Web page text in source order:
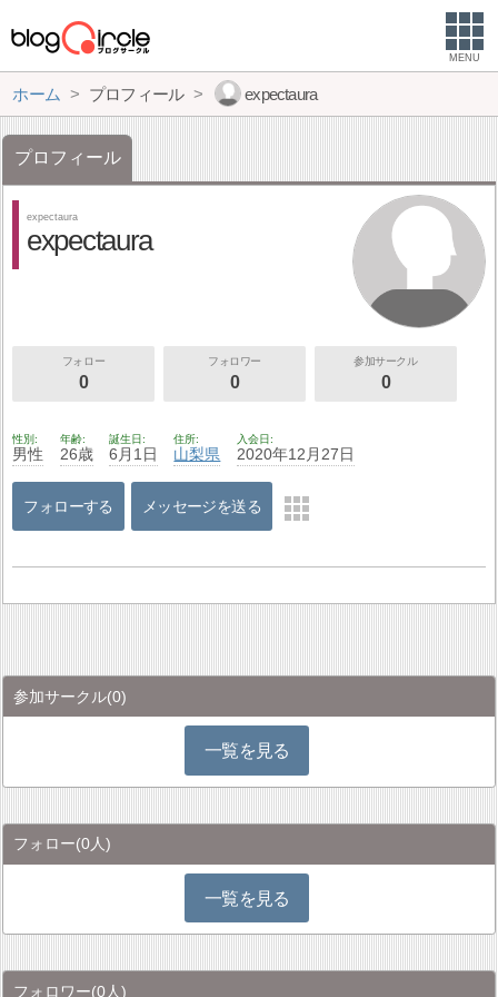
MENU
ホーム プロフィール expectaura
プロフィール
expectaura
expectaura
フォロー
0
フォロワー
0
参加サークル
0
性別
男性
年齢
26歳
誕生日
6月1日
住所
山梨県
入会日
2020年12月27日
フォローする メッセージを送る
参加サークル(0)
一覧を見る
フォロー(0人)
一覧を見る
フォロワー(0人)